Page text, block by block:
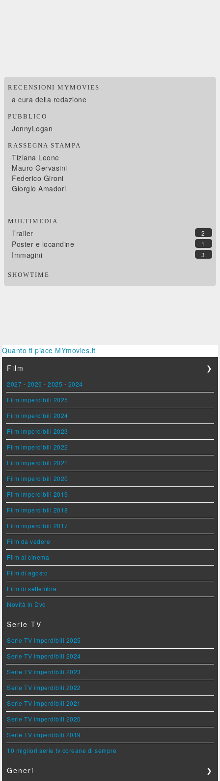
RECENSIONI MYMOVIES
a cura della redazione
PUBBLICO
JonnyLogan
RASSEGNA STAMPA
Tiziana Leone
Mauro Gervasini
Federico Gironi
Giorgio Amadori
MULTIMEDIA
2
Trailer
1
Poster e locandine
3
Immagini
SHOWTIME
Quanto ti piace MYmovies.it
Film
❯
2027 - 2026 -2025 - 2024
Film imperdibili 2025
Film imperdibili 2024
Film imperdibili 2023
Film imperdibili 2022
Film imperdibili 2021
Film imperdibili 2020
Film imperdibili 2019
Film imperdibili 2018
Film imperdibili 2017
Film da vedere
Film al cinema
Film di agosto
Film di settembre
Novità in Dvd
Serie TV
Serie TV imperdibili 2025
Serie TV imperdibili 2024
Serie TV imperdibili 2023
Serie TV imperdibili 2022
Serie TV imperdibili 2021
Serie TV imperdibili 2020
Serie TV imperdibili 2019
10 migliori serie tv coreane di sempre
Generi ❯